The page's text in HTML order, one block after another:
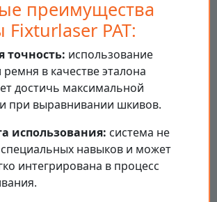
преимущества
Fixturlaser PAT:
точность: использование
в качестве эталона
достичь максимальной
при выравнивании шкивов.
использования: система не
специальных навыков и может
интегрирована в процесс